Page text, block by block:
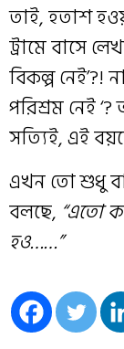
তাই, হতাশ
ট্রামে বাসে
বিকল্প নেই’?!
পরিশ্রম নেই
সত্যিই, এই
এখন তো শুধু
বলছে, “এতো
হও……”